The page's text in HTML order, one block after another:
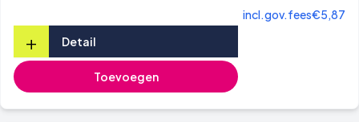
incl.gov.fees€5,87
+ Detail
Toevoegen